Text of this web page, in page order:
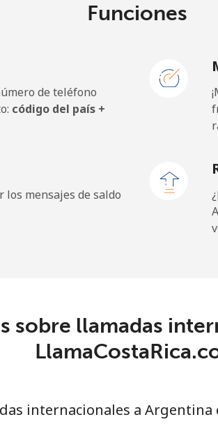
25
50
12 min
8 min
Funciones
de teléfono
código del país +
los mensajes de saldo
sobre llamadas
internacionales a Argentina